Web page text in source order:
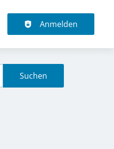
Anmelden
Suchen